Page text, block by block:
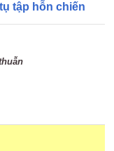
tập hỗn chiến